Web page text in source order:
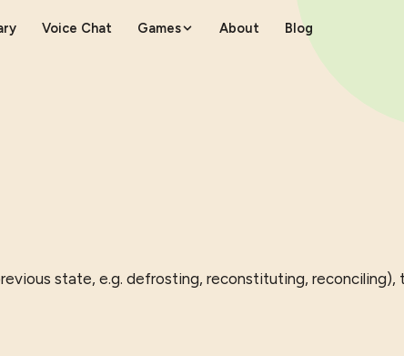
Voice Chat Games About Blog
state, e.g. defrosting, reconstituting, reconciling),